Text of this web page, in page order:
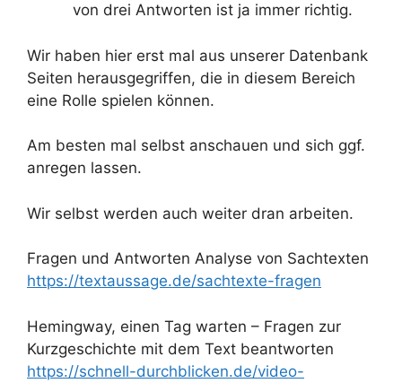
von drei Antworten ist ja immer richtig.
Wir haben hier erst mal aus unserer Datenbank
Seiten herausgegriffen, die in diesem Bereich
eine Rolle spielen können.
Am besten mal selbst anschauen und sich ggf.
anregen lassen.
Wir selbst werden auch weiter dran arbeiten.
Fragen und Antworten Analyse von Sachtexten
https://textaussage.de/sachtexte-fragen
Hemingway, einen Tag warten – Fragen zur
Kurzgeschichte mit dem Text beantworten
https://schnell-durchblicken.de/video-